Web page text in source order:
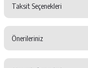
Taksit Seçenekleri
Önerileriniz